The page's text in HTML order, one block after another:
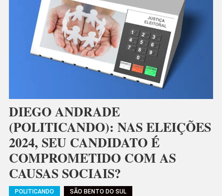
DIEGO ANDRADE
(POLITICANDO): NAS ELEIÇÕES
2024, SEU CANDIDATO É
COMPROMETIDO COM AS
CAUSAS SOCIAIS?
POLITICANDO SÃO BENTO DO SUL